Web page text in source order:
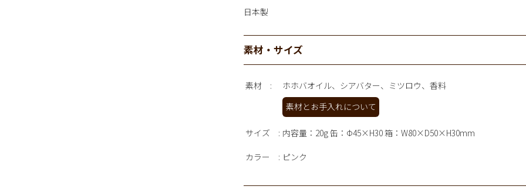
日本製
素材・サイズ
素材
ホホバオイル、シアバター、ミツロウ、香料
素材とお手入れについて
サイズ 内容量：20g 缶：Φ45×H30 箱：W80×D50×H30mm
カラー ピンク